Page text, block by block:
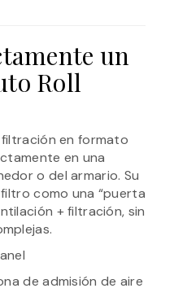
un
Roll
en formato
en una
o del armario. Su
como una “puerta
+ filtración, sin
de admisión de aire